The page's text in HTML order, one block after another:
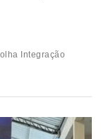
Integração